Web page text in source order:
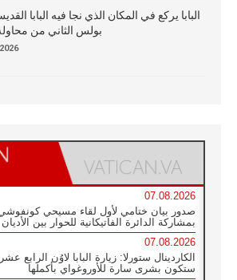
البابا يركع في المكان الذي نجا فيه البابا
بولس الثاني من
07.08.2026
صدور بيان ختامي لأول لقاء مسيحي
بمشاركة الدائرة الفاتيكانية للحوار بين الأديان
07.08.2026
الكاردينال ستورلا: زيارة البابا لاوُن الرابع عشر
ستكون بشرى سارة للأوروغواي بأكملها